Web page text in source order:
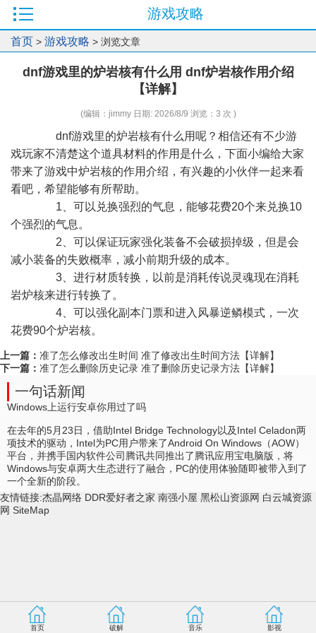
游戏攻略
首页 > 游戏攻略 > 浏览文章
dnf游戏里的炉岩核有什么用 dnf炉岩核作用介绍
【详解】
(编辑：jimmy 日期: 2026/8/9 浏览：3 次 )
dnf游戏里的炉岩核有什么用呢？相信还有不少游
戏玩家不清楚这个道具材料的作用是什么，下面小编给大家
带来了游戏中炉岩核的作用介绍，有兴趣的小伙伴一起来看
看吧，希望能够有所帮助。
1、可以兑换强烈的气息，能够花费20个来兑换10
个强烈的气息。
2、可以保证玩家强化装备不会破损掉级，但是会
减小装备的失败概率，减小前期升级的成本。
3、进行材质转换，以前是消耗传说灵魂现在消耗
岩炉核来进行转换了。
4、可以强化副本门票和进入风暴逆鳞模式，一次
花费90个炉岩核。
上一篇： 准了怎么修改出生时间 准了修改出生时间方法【详解】
下一篇： 准了怎么删除历史记录 准了删除历史记录方法【详解】
一句话新闻
Windows上运行安卓你用过了吗
在去年的5月23日，借助Intel Bridge Technology以及Intel Celadon两
项技术的驱动，Intel为PC用户带来了Android On Windows（AOW）
平台，并携手国内软件公司腾讯共同推出了腾讯应用宝电脑版，将
Windows与安卓两大生态进行了融合，PC的使用体验随即被带入到了
一个全新的阶段。
友情链接:杰晶网络 DDR爱好者之家 南强小屋 黑松山资源网 白云城资源
网 SiteMap
首页 破解 音乐 影视